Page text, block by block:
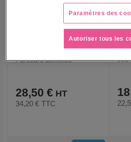
Parcours dominos
28,50 €
34,20 € TTC
Jeu
Paramètres des
Autoriser tous les